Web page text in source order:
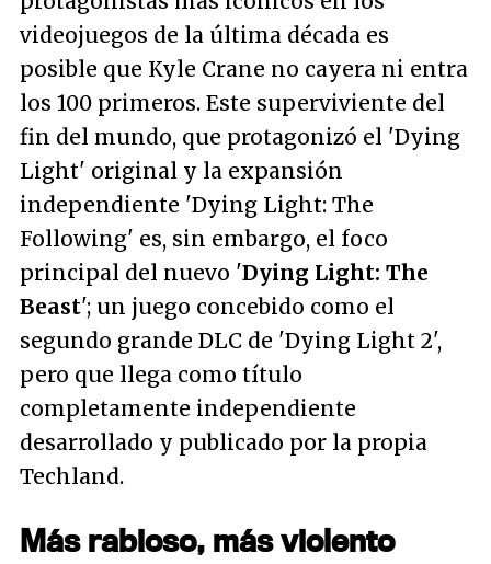
videojuegos de la última década es
posible que Kyle Crane no cayera ni entra
los 100 primeros. Este superviviente del
fin del mundo, que protagonizó el 'Dying
Light' original y la expansión
independiente 'Dying Light: The
Following' es, sin embargo, el foco
principal del nuevo 'Dying Light: The
Beast'; un juego concebido como el
segundo grande DLC de 'Dying Light 2',
pero que llega como título
completamente independiente
desarrollado y publicado por la propia
Techland.
Más rabioso, más violento